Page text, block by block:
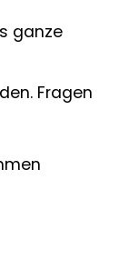
ganze
Fragen